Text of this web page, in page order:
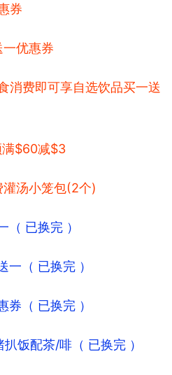
券
优惠券
消费即可享自选饮品买一送
满$60减$3
汤小笼包(2个)
（ 已换完 ）
一（ 已换完 ）
券（ 已换完 ）
饭配茶/啡（ 已换完 ）